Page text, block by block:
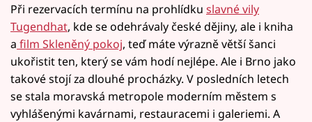
Při rezervacích termínu na prohlídku slavné vily
Tugendhat, kde se odehrávaly české dějiny, ale i kniha
a film Skleněný pokoj, teď máte výrazně větší šanci
ukořistit ten, který se vám hodí nejlépe. Ale i Brno jako
takové stojí za dlouhé procházky. V posledních letech
se stala moravská metropole moderním městem s
vyhlášenými kavárnami, restauracemi i galeriemi. A